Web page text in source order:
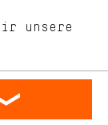
FR unsere
und
Komfort-Cookies
her. So
zur